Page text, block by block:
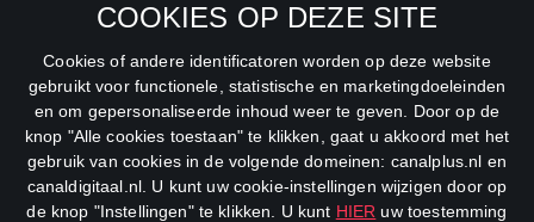
COOKIES OP DEZE SITE
Cookies of andere identificatoren worden op deze website
gebruikt voor functionele, statistische en marketingdoeleinden
en om gepersonaliseerde inhoud weer te geven. Door op de
knop "Alle cookies toestaan" te klikken, gaat u akkoord met het
gebruik van cookies in de volgende domeinen: canalplus.nl en
canaldigitaal.nl. U kunt uw cookie-instellingen wijzigen door op
de knop "Instellingen" te klikken. U kunt HIER uw toestemming
Veronica
DreamWorks Channel